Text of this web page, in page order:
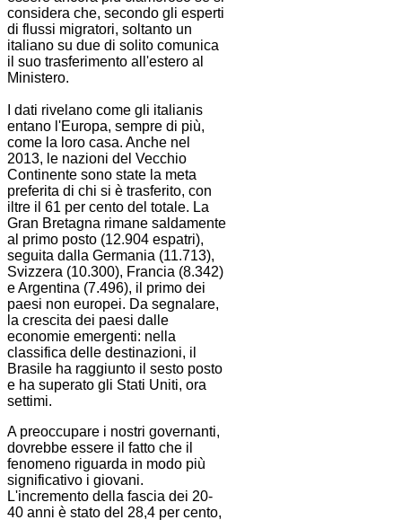
considera che, secondo gli esperti
di flussi migratori, soltanto un
italiano su due di solito comunica
il suo trasferimento all'estero al
Ministero.
I dati rivelano come gli italianis
entano l'Europa, sempre di più,
come la loro casa. Anche nel
2013, le nazioni del Vecchio
Continente sono state la meta
preferita di chi si è trasferito, con
iltre il 61 per cento del totale. La
Gran Bretagna rimane saldamente
al primo posto (12.904 espatri),
seguita dalla Germania (11.713),
Svizzera (10.300), Francia (8.342)
e Argentina (7.496), il primo dei
paesi non europei. Da segnalare,
la crescita dei paesi dalle
economie emergenti: nella
classifica delle destinazioni, il
Brasile ha raggiunto il sesto posto
e ha superato gli Stati Uniti, ora
settimi.
A preoccupare i nostri governanti,
dovrebbe essere il fatto che il
fenomeno riguarda in modo più
significativo i giovani.
L'incremento della fascia dei 20-
40 anni è stato del 28,4 per cento,